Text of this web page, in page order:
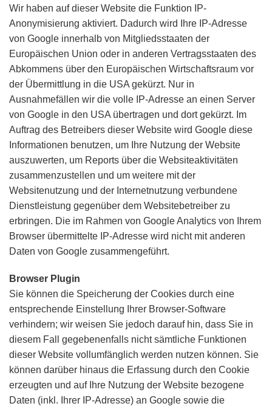
Wir haben auf dieser Website die Funktion IP-
Anonymisierung aktiviert. Dadurch wird Ihre IP-Adresse
von Google innerhalb von Mitgliedsstaaten der
Europäischen Union oder in anderen Vertragsstaaten des
Abkommens über den Europäischen Wirtschaftsraum vor
der Übermittlung in die USA gekürzt. Nur in
Ausnahmefällen wir die volle IP-Adresse an einen Server
von Google in den USA übertragen und dort gekürzt. Im
Auftrag des Betreibers dieser Website wird Google diese
Informationen benutzen, um Ihre Nutzung der Website
auszuwerten, um Reports über die Websiteaktivitäten
zusammenzustellen und um weitere mit der
Websitenutzung und der Internetnutzung verbundene
Dienstleistung gegenüber dem Websitebetreiber zu
erbringen. Die im Rahmen von Google Analytics von Ihrem
Browser übermittelte IP-Adresse wird nicht mit anderen
Daten von Google zusammengeführt.
Browser Plugin
Sie können die Speicherung der Cookies durch eine
entsprechende Einstellung Ihrer Browser-Software
verhindern; wir weisen Sie jedoch darauf hin, dass Sie in
diesem Fall gegebenenfalls nicht sämtliche Funktionen
dieser Website vollumfänglich werden nutzen können. Sie
können darüber hinaus die Erfassung durch den Cookie
erzeugten und auf Ihre Nutzung der Website bezogene
Daten (inkl. Ihrer IP-Adresse) an Google sowie die